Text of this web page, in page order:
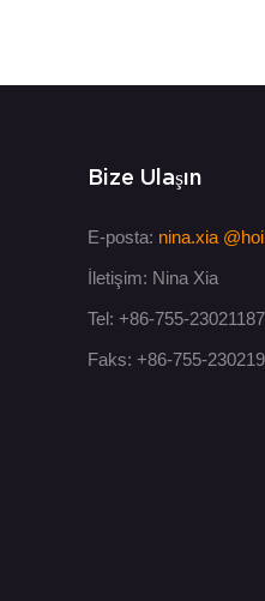
Bize Ulaşın
E-posta: nina.xia
İletişim: Nina Xia
Tel: +86-755-23021187
Faks: +86-755-